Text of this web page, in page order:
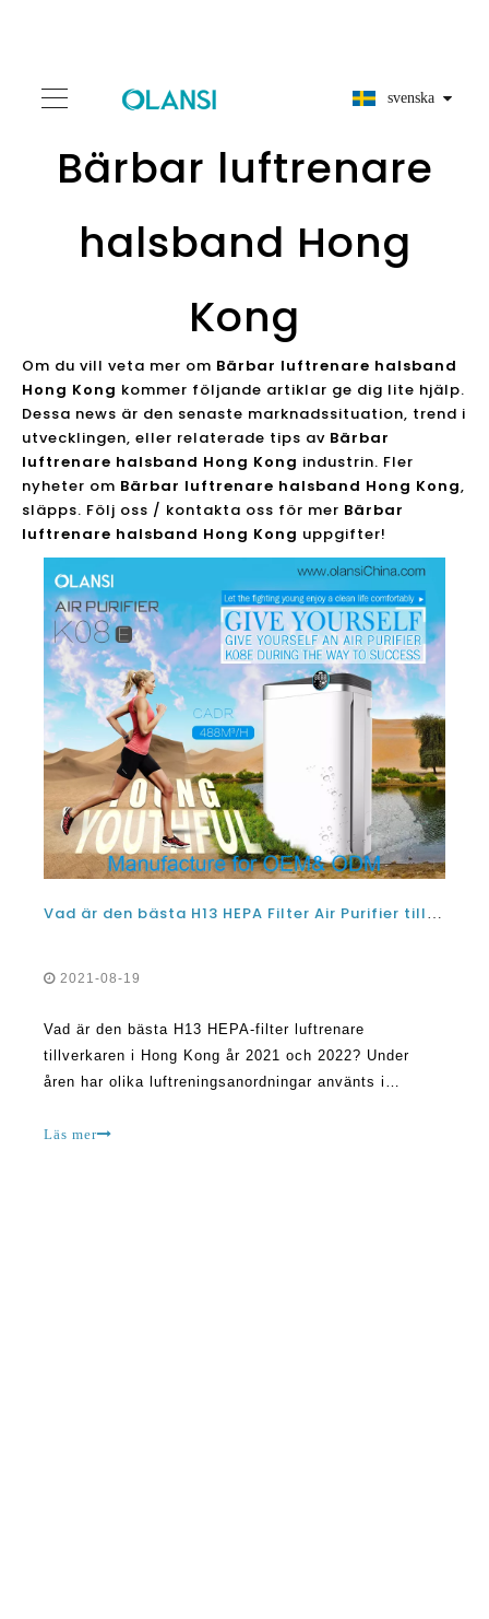
svenska
Bärbar luftrenare
halsband Hong
Kong
Om du vill veta mer om Bärbar luftrenare halsband
Hong Kong kommer följande artiklar ge dig lite hjälp.
Dessa news är den senaste marknadssituation, trend i
utvecklingen, eller relaterade tips av Bärbar
luftrenare halsband Hong Kong industrin. Fler
nyheter om Bärbar luftrenare halsband Hong Kong,
släpps. Följ oss / kontakta oss för mer Bärbar
luftrenare halsband Hong Kong uppgifter!
Vad är den bästa H13 HEPA Filter Air Purifier tillverkaren i Hong Kong år 2021 och 2022?
2021-08-19
Vad är den bästa H13 HEPA-filter luftrenare
tillverkaren i Hong Kong år 2021 och 2022? Under
åren har olika luftreningsanordningar använts i
avseende på att städa luften, det finns många som
Läs mer